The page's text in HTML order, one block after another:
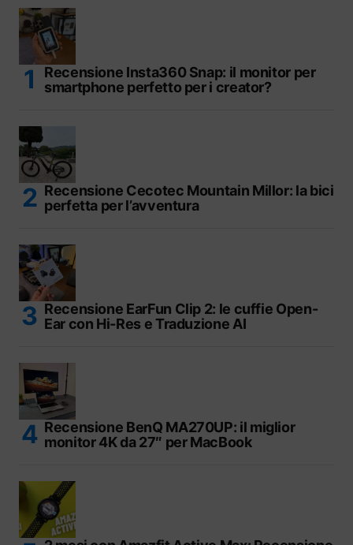
Recensione Insta360 Snap: il monitor per
smartphone perfetto per i creator?
Recensione Cecotec Mountain Millor: la bici
perfetta per l’avventura
Recensione EarFun Clip 2: le cuffie Open-
Ear con Hi-Res e Traduzione AI
Recensione BenQ MA270UP: il miglior
monitor 4K da 27″ per MacBook